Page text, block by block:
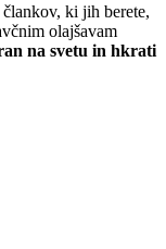
člankov, ki jih berete,
olajšavam
na svetu in hkrati